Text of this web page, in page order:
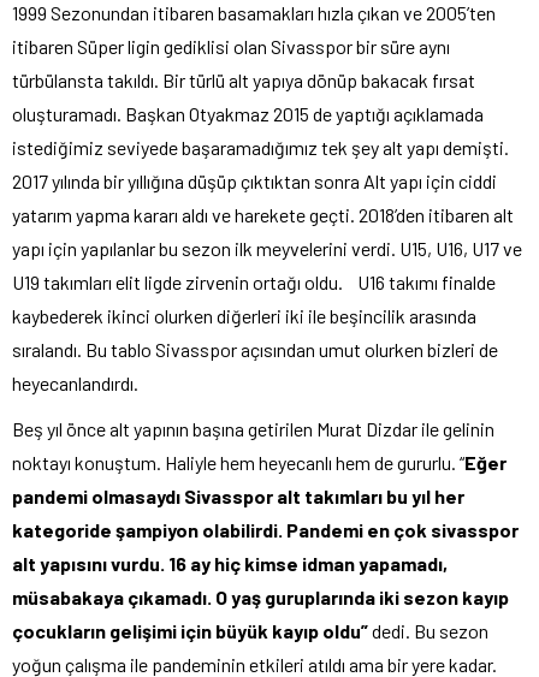
1999 Sezonundan itibaren basamakları hızla çıkan ve 2005’ten
itibaren Süper ligin gediklisi olan Sivasspor bir süre aynı
türbülansta takıldı. Bir türlü alt yapıya dönüp bakacak fırsat
oluşturamadı. Başkan Otyakmaz 2015 de yaptığı açıklamada
istediğimiz seviyede başaramadığımız tek şey alt yapı demişti.
2017 yılında bir yıllığına düşüp çıktıktan sonra Alt yapı için ciddi
yatarım yapma kararı aldı ve harekete geçti. 2018’den itibaren alt
yapı için yapılanlar bu sezon ilk meyvelerini verdi. U15, U16, U17 ve
U19 takımları elit ligde zirvenin ortağı oldu. U16 takımı finalde
kaybederek ikinci olurken diğerleri iki ile beşincilik arasında
sıralandı. Bu tablo Sivasspor açısından umut olurken bizleri de
heyecanlandırdı.
Beş yıl önce alt yapının başına getirilen Murat Dizdar ile gelinin
noktayı konuştum. Haliyle hem heyecanlı hem de gururlu. “Eğer
pandemi olmasaydı Sivasspor alt takımları bu yıl her
kategoride şampiyon olabilirdi. Pandemi en çok sivasspor
alt yapısını vurdu. 16 ay hiç kimse idman yapamadı,
müsabakaya çıkamadı. O yaş guruplarında iki sezon kayıp
çocukların gelişimi için büyük kayıp oldu”dedi. Bu sezon
yoğun çalışma ile pandeminin etkileri atıldı ama bir yere kadar.